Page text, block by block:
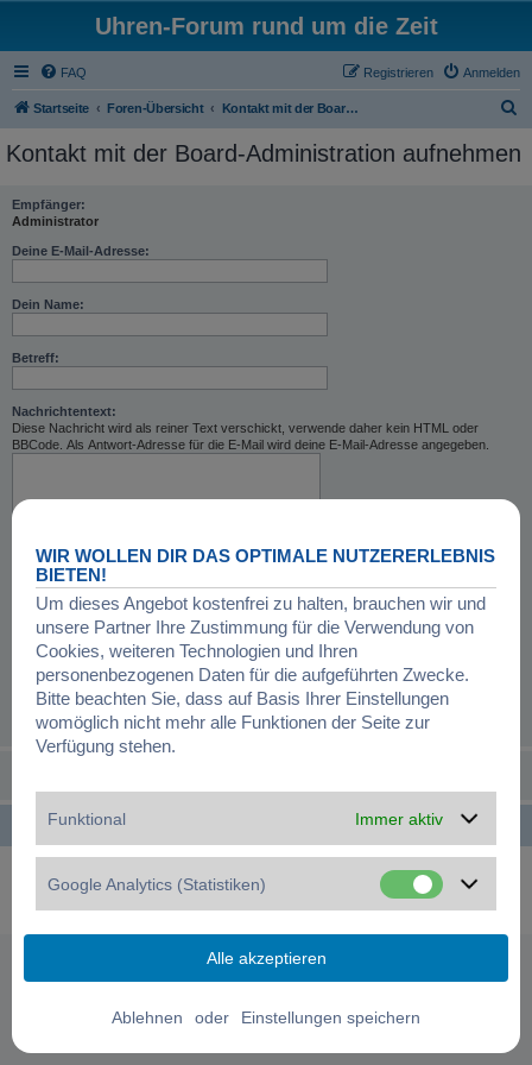
Uhren-Forum rund um die Zeit
FAQ Anmelden
Registrieren
Startseite Foren-Übersicht Kontakt mit der Board-Administration aufnehmen
c
Kontakt mit der Board-Administration aufnehmen
Empfänger:
Administrator
Deine E-Mail-Adresse:
Dein Name:
Betreff:
Nachrichtentext:
Diese Nachricht wird als reiner Text verschickt, verwende daher kein HTML oder
BBCode. Als Antwort-Adresse für die E-Mail wird deine E-Mail-Adresse angegeben.
Startseite Foren-Übersicht Alle Zeiten sind UTC+01:00
® Forum Software © phpBB Limited
Deutsche Übersetzung durch
Datenschutz|Nutzungsbedingungen|Cookies verwalten
WIR WOLLEN DIR DAS OPTIMALE NUTZERERLEBNIS
BIETEN!
Um dieses Angebot kostenfrei zu halten, brauchen wir und
unsere Partner Ihre Zustimmung für die Verwendung von
Cookies, weiteren Technologien und Ihren
personenbezogenen Daten für die aufgeführten Zwecke.
Bitte beachten Sie, dass auf Basis Ihrer Einstellungen
womöglich nicht mehr alle Funktionen der Seite zur
Verfügung stehen.
Funktional Immer aktiv
Google Analytics (Statistiken)
oder